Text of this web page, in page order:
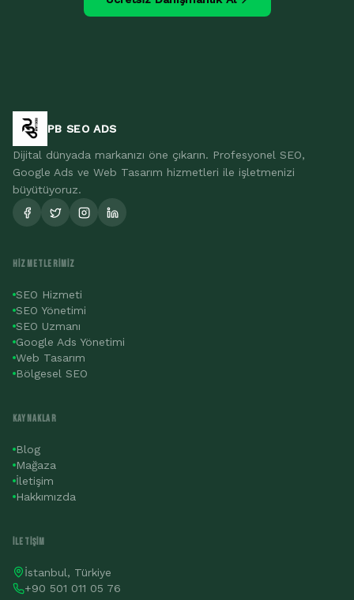
PB SEO ADS
Dijital dünyada markanızı öne çıkarın. Profesyonel SEO,
Google Ads ve Web Tasarım hizmetleri ile işletmenizi
büyütüyoruz.
HIZMETLERIMIZ
SEO Hizmeti
SEO Yönetimi
SEO Uzmanı
Google Ads Yönetimi
Web Tasarım
Bölgesel SEO
KAYNAKLAR
Blog
Mağaza
İletişim
Hakkımızda
İLETIŞIM
İstanbul, Türkiye
+90 501 011 05 76